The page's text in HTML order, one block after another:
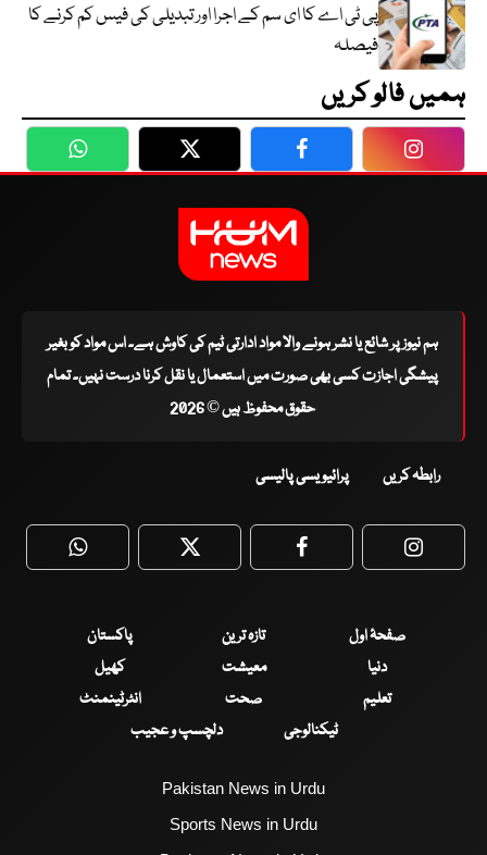
پی ٹی اے کا ای سم کے اجرا اور تبدیلی کی فیس کم کرنے کا
فیصلہ
ہمیں فالو کریں
WhatsApp Twitter Facebook
ہم نیوز پر شائع یا نشر ہونے والا مواد ادارتی ٹیم کی کاوش ہے۔ اس مواد کو بغیر
پیشگی اجازت کسی بھی صورت میں استعمال یا نقل کرنا درست نہیں۔ تمام
حقوق محفوظ ہیں © 2026
رابطہ کریں پرائیویسی پالیسی
WhatsApp Twitter Facebook
صفحۂ اول تازہ ترین
پاکستان
دنیا
معیشت
کھیل
تعلیم
صحت
انٹرٹینمنٹ
ٹیکنالوجی
دلچسپ و عجیب
Pakistan News in Urdu
Sports News in Urdu